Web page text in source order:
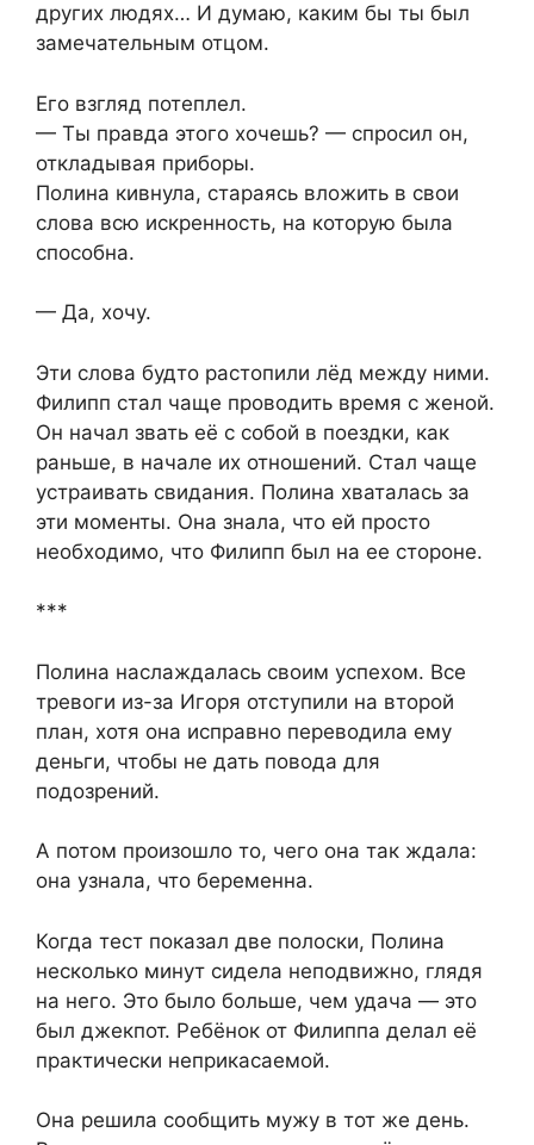
других людях… И думаю, каким бы ты был
замечательным отцом.
Его взгляд потеплел.
— Ты правда этого хочешь? — спросил он,
откладывая приборы.
Полина кивнула, стараясь вложить в свои
слова всю искренность, на которую была
способна.
— Да, хочу.
Эти слова будто растопили лёд между ними.
Филипп стал чаще проводить время с женой.
Он начал звать её с собой в поездки, как
раньше, в начале их отношений. Стал чаще
устраивать свидания. Полина хваталась за
эти моменты. Она знала, что ей просто
необходимо, что Филипп был на ее стороне.
***
Полина наслаждалась своим успехом. Все
тревоги из-за Игоря отступили на второй
план, хотя она исправно переводила ему
деньги, чтобы не дать повода для
подозрений.
А потом произошло то, чего она так ждала:
она узнала, что беременна.
Когда тест показал две полоски, Полина
несколько минут сидела неподвижно, глядя
на него. Это было больше, чем удача — это
был джекпот. Ребёнок от Филиппа делал её
практически неприкасаемой.
Она решила сообщить мужу в тот же день.